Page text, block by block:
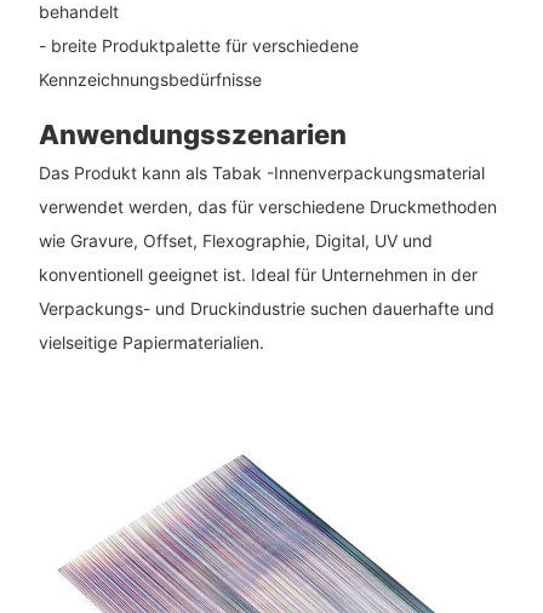
behandelt
- breite Produktpalette für verschiedene
Kennzeichnungsbedürfnisse
Anwendungsszenarien
Das Produkt kann als Tabak -Innenverpackungsmaterial
verwendet werden, das für verschiedene Druckmethoden
wie Gravure, Offset, Flexographie, Digital, UV und
konventionell geeignet ist. Ideal für Unternehmen in der
Verpackungs- und Druckindustrie suchen dauerhafte und
vielseitige Papiermaterialien.